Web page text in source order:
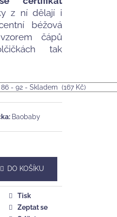
z ní dělají i
béžová
čápů
tak
Baobaby
DO KOŠÍKU
Tisk
Zeptat se